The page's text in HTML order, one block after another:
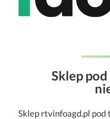
Sklep
Sklep rtvinfoagd.pl pod